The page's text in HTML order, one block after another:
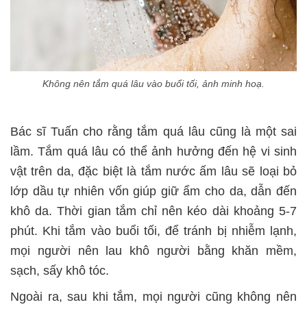
Không nên tắm quá lâu vào buổi tối, ảnh minh hoạ.
Bác sĩ Tuấn cho rằng tắm quá lâu cũng là một sai
lầm. Tắm quá lâu có thể ảnh hưởng đến hệ vi sinh
vật trên da, đặc biệt là tắm nước ấm lâu sẽ loại bỏ
lớp dầu tự nhiên vốn giúp giữ ẩm cho da, dẫn đến
khô da. Thời gian tắm chỉ nên kéo dài khoảng 5-7
phút. Khi tắm vào buổi tối, để tránh bị nhiễm lạnh,
mọi người nên lau khô người bằng khăn mềm,
sạch, sấy khô tóc.
Ngoài ra, sau khi tắm, mọi người cũng không nên